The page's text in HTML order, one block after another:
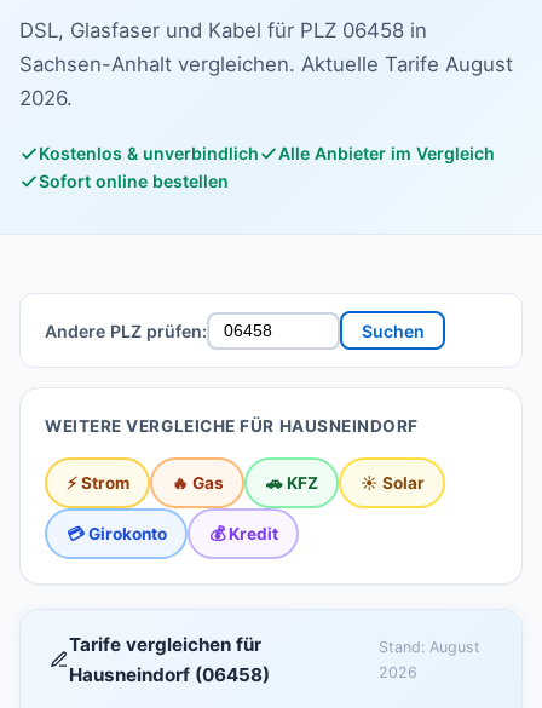
DSL, Glasfaser und Kabel für PLZ 06458 in
Sachsen-Anhalt vergleichen. Aktuelle Tarife August
2026.
Kostenlos & unverbindlich
Alle Anbieter im Vergleich
Sofort online bestellen
Andere PLZ prüfen: Suchen
WEITERE VERGLEICHE FÜR HAUSNEINDORF
⚡ Strom 🔥 Gas 🚗 KFZ ☀️ Solar
💳 Girokonto 💰 Kredit
Tarife vergleichen für
Hausneindorf (06458)
Stand: August
2026